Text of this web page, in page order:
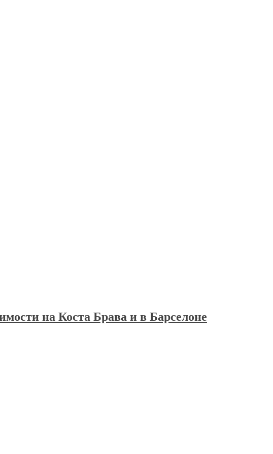
на Коста Брава и в Барселоне